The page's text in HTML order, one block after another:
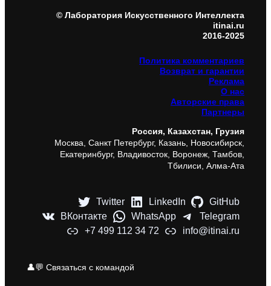
© Лаборатория Искусственного Интеллекта
itinai.ru
2016-2025
Политика комментариев
Возврат и гарантии
Реклама
О нас
Авторские права
Партнеры
Россия, Казахстан, Грузия
Москва, Санкт Петербург, Казань, Новосибирск,
Екатеринбург, Владивосток, Воронеж, Тамбов,
Тбилиси, Алма-Ата
Twitter LinkedIn
GitHub
ВКонтакте
WhatsApp
Telegram
+7 499 112 34 72
info@itinai.ru
👤💬 Связаться с командой